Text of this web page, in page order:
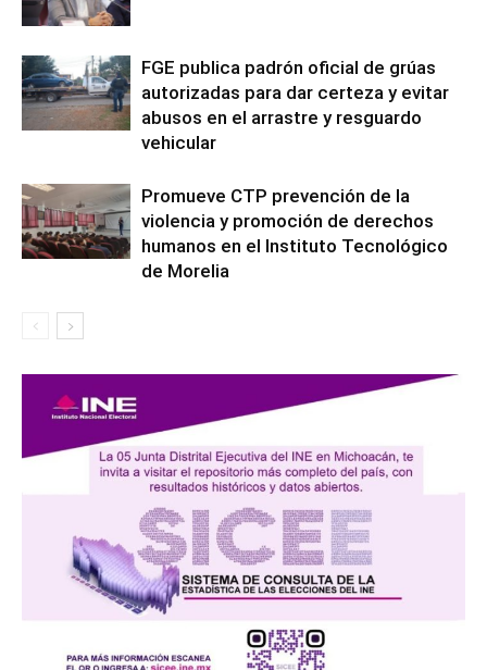
FGE publica padrón oficial de grúas
autorizadas para dar certeza y evitar
abusos en el arrastre y resguardo
vehicular
Promueve CTP prevención de la
violencia y promoción de derechos
humanos en el Instituto Tecnológico
de Morelia